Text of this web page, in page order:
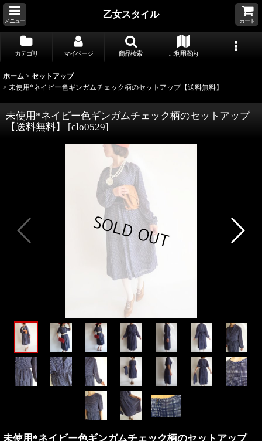
メニュー
乙女スタイル
カート
カテゴリ マイページ 商品検索 ご利用案内
ホーム > セットアップ
> 未使用*ネイビー色ギンガムチェック柄のセットアップ【送料無料】
未使用*ネイビー色ギンガムチェック柄のセットアップ
【送料無料】
[clo0529]
未使用*ネイビー色ギンガムチェック柄のセットアップ